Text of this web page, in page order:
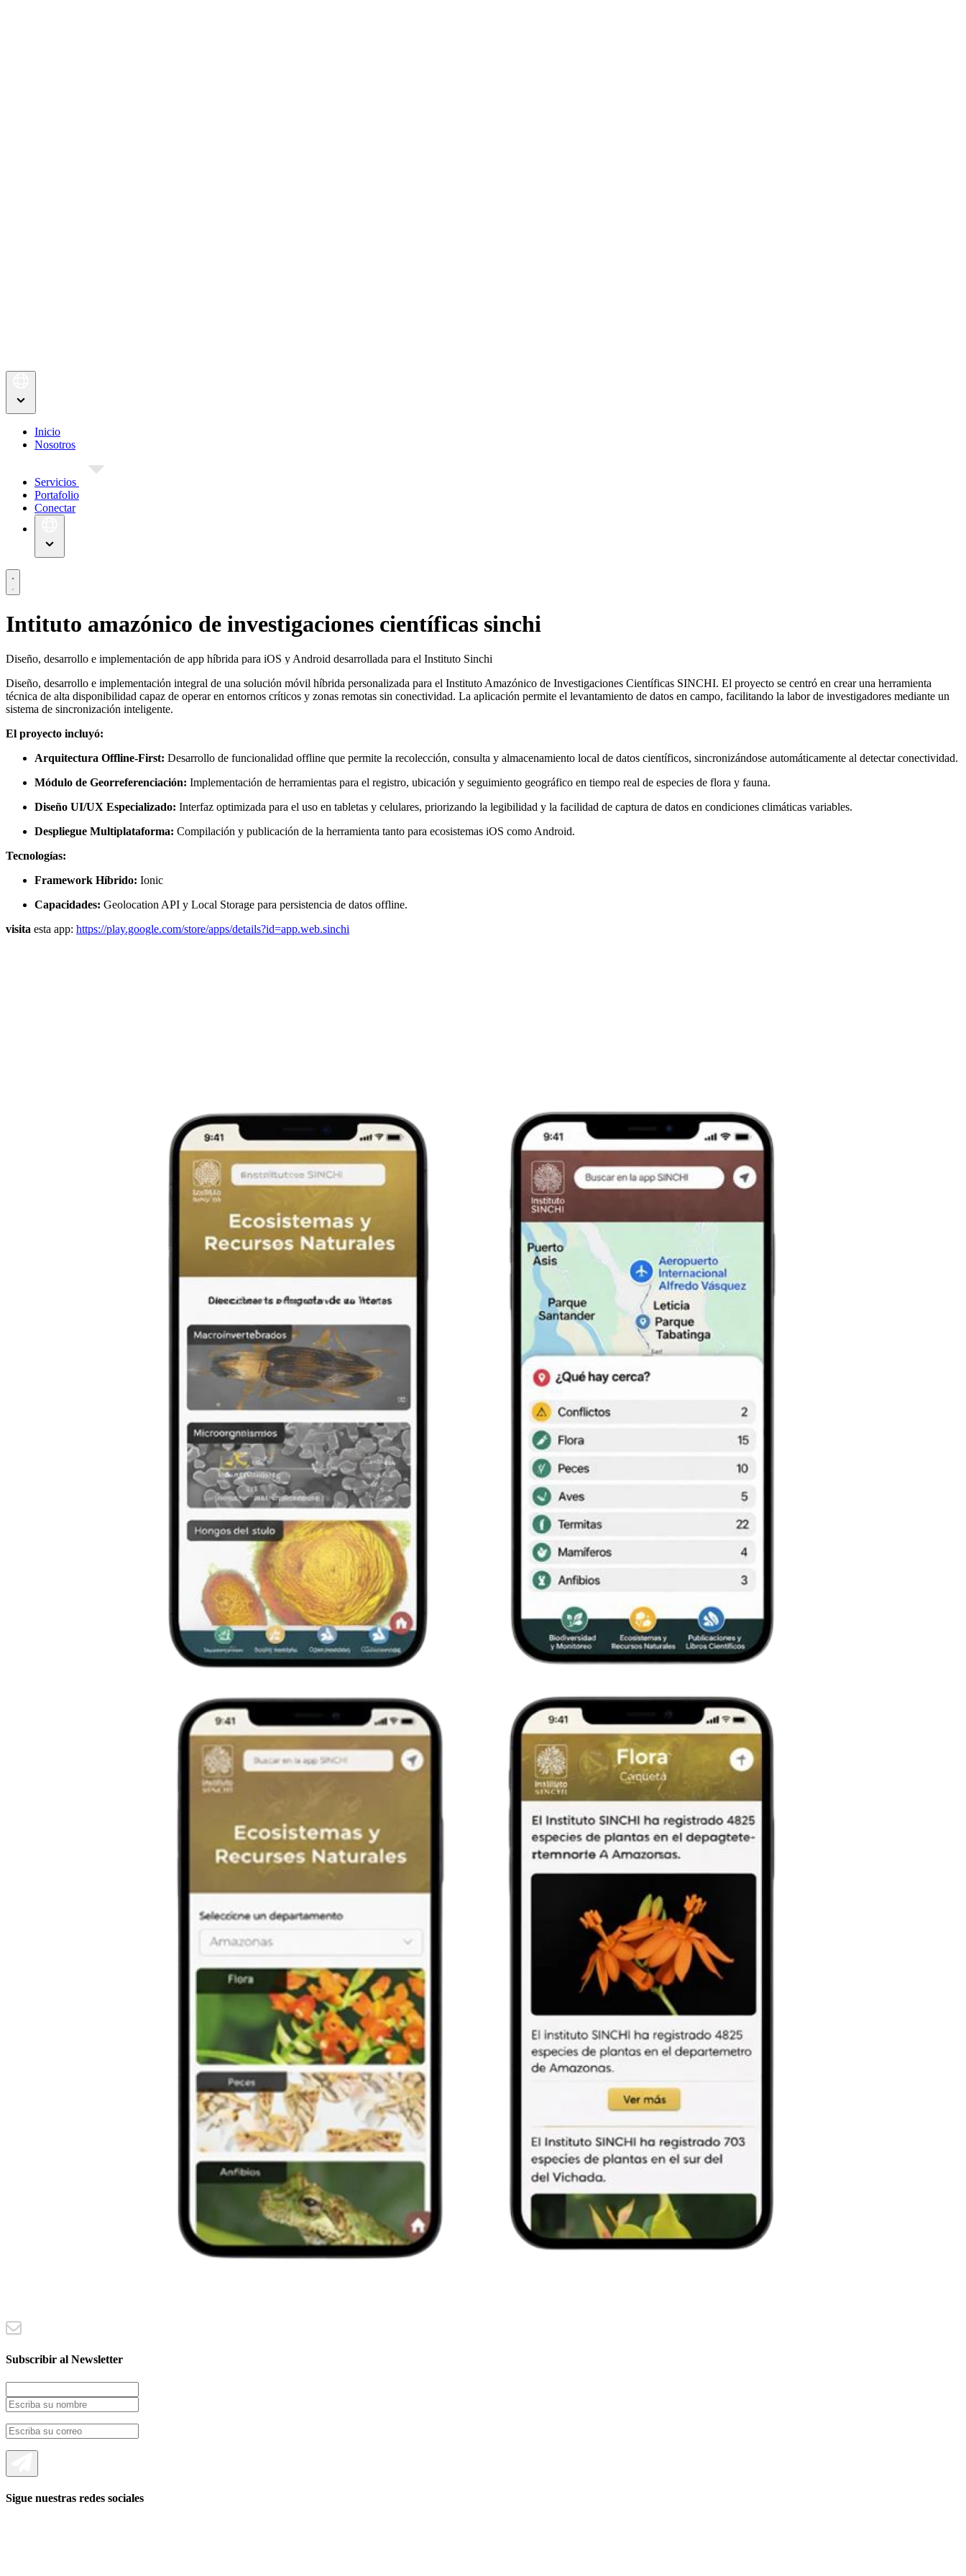
Inicio
Nosotros
Servicios
Portafolio
Conectar
Intituto amazónico de investigaciones científicas sinchi
Diseño, desarrollo e implementación de app híbrida para iOS y Android desarrollada para el Instituto Sinchi
Diseño, desarrollo e implementación integral de una solución móvil híbrida personalizada para el Instituto Amazónico de Investigaciones Científicas SINCHI. El proyecto se centró en crear una herramienta
técnica de alta disponibilidad capaz de operar en entornos críticos y zonas remotas sin conectividad. La aplicación permite el levantamiento de datos en campo, facilitando la labor de investigadores mediante un
sistema de sincronización inteligente.
El proyecto incluyó:
Arquitectura Offline-First: Desarrollo de funcionalidad offline que permite la recolección, consulta y almacenamiento local de datos científicos, sincronizándose automáticamente al detectar conectividad.
Módulo de Georreferenciación: Implementación de herramientas para el registro, ubicación y seguimiento geográfico en tiempo real de especies de flora y fauna.
Diseño UI/UX Especializado: Interfaz optimizada para el uso en tabletas y celulares, priorizando la legibilidad y la facilidad de captura de datos en condiciones climáticas variables.
Despliegue Multiplataforma: Compilación y publicación de la herramienta tanto para ecosistemas iOS como Android.
Tecnologías:
Framework Híbrido: Ionic
Capacidades: Geolocation API y Local Storage para persistencia de datos offline.
visita esta app: https://play.google.com/store/apps/details?id=app.web.sinchi
Subscribir al Newsletter
Sigue nuestras redes sociales